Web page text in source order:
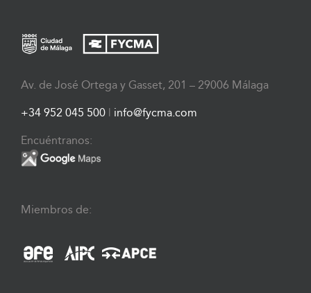
Av. de José Ortega y Gasset, 201 – 29006 Málaga
+34 952 045 500 | info@fycma.com
Encuéntranos:
Miembros de: